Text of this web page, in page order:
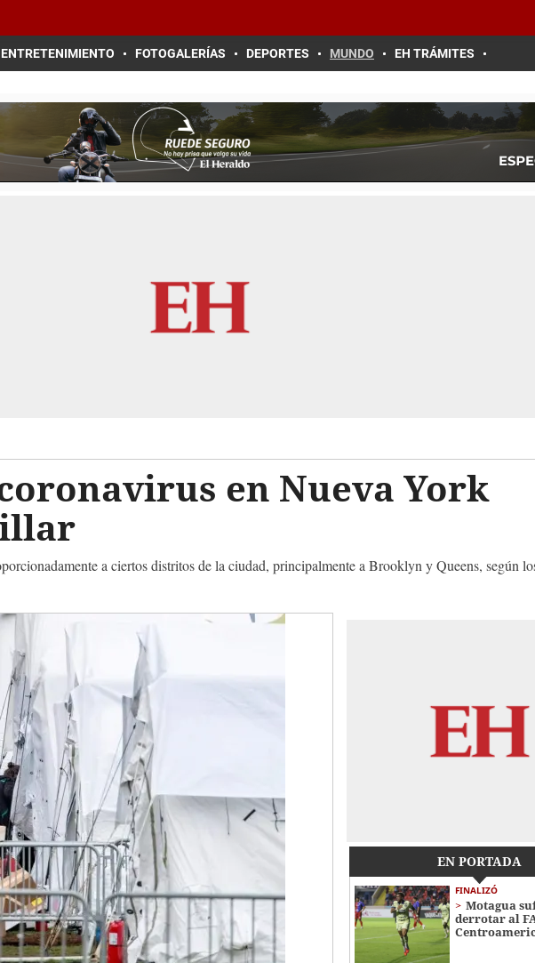
ENTRETENIMIENTO FOTOGALERÍAS DEPORTES MUNDO EH TRÁMITES
en Nueva York
a ciertos distritos de la ciudad, principalmente a Brooklyn y Queens, según
EN PORTADA
FINALIZÓ
Motagua
derrotar al